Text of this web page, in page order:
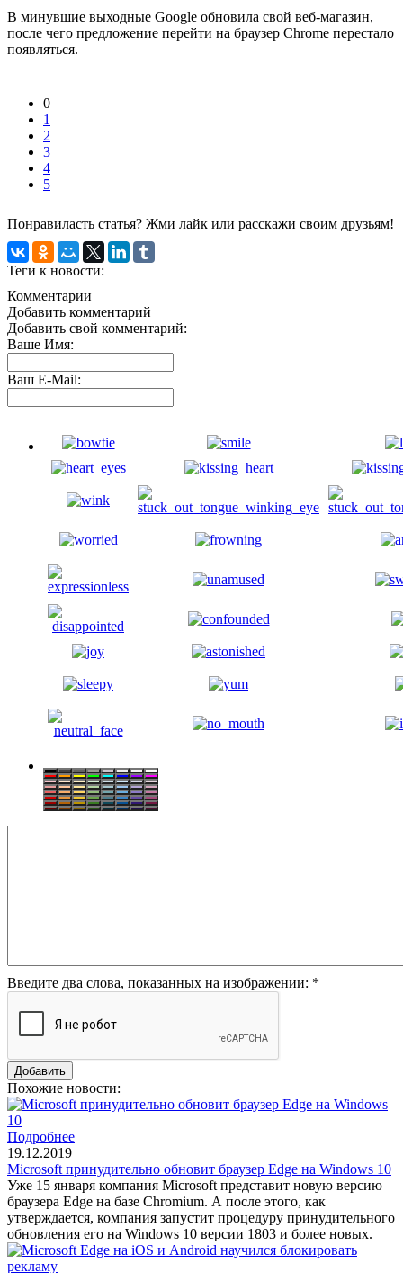
В минувшие выходные Google обновила свой веб-магазин,
после чего предложение перейти на браузер Chrome перестало
появляться.
0
1
2
3
4
5
Понравиласть статья? Жми лайк или расскажи своим друзьям!
Теги к новости:
Комментарии
Добавить комментарий
Добавить свой комментарий:
Ваше Имя:
Ваш E-Mail:
Введите два слова, показанных на изображении: *
Похожие новости:
Подробнее
19.12.2019
Microsoft принудительно обновит браузер Edge на Windows 10
Уже 15 января компания Microsoft представит новую версию
браузера Edge на базе Chromium. А после этого, как
утверждается, компания запустит процедуру принудительного
обновления его на Windows 10 версии 1803 и более новых.